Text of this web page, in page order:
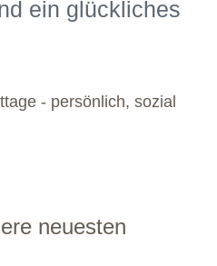
allen weiteren
Modulen sowie eine ebenso
ein glückliches
- persönlich, sozial
neuesten